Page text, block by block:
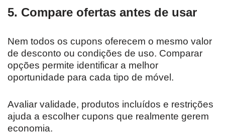
5. Compare ofertas antes de usar
Nem todos os cupons oferecem o mesmo valor
de desconto ou condições de uso. Comparar
opções permite identificar a melhor
oportunidade para cada tipo de móvel.
Avaliar validade, produtos incluídos e restrições
ajuda a escolher cupons que realmente gerem
economia.